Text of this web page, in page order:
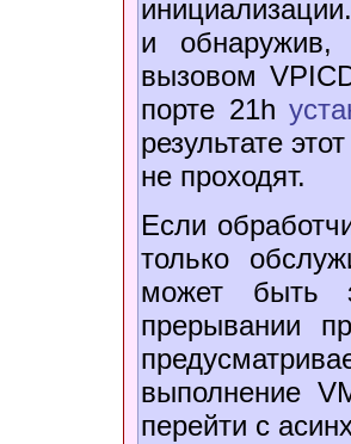
и обнаружив,
вызовом
порте 21h
результате
не проходят.
Если
только
может быть
прерывании
выполнение
перейти с